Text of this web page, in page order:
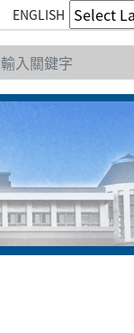
ENGLISH